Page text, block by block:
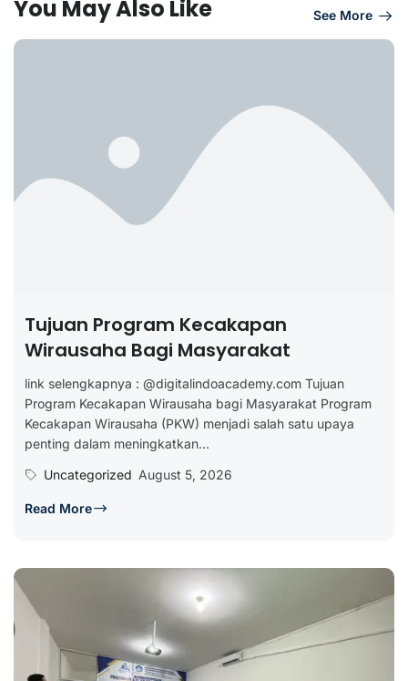
You May Also Like See More
Tujuan Program Kecakapan
Wirausaha Bagi Masyarakat
link selengkapnya : @digitalindoacademy.com Tujuan
Program Kecakapan Wirausaha bagi Masyarakat Program
Kecakapan Wirausaha (PKW) menjadi salah satu upaya
penting dalam meningkatkan...
Uncategorized August 5, 2026
Read More